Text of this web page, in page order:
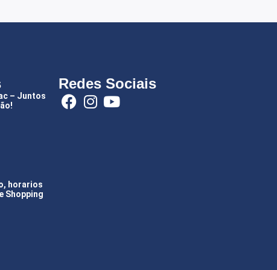
– Juntos
horarios
Shopping
Redes Sociais